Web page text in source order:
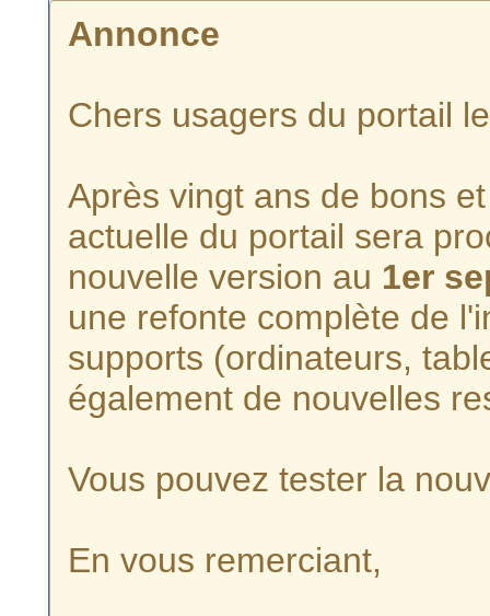
Annonce
Chers usagers du portail
Après vingt ans de bons
actuelle du portail sera
nouvelle version au 1er
une refonte complète de
supports (ordinateurs,
également de nouvelles
Vous pouvez tester la
En vous remerciant,